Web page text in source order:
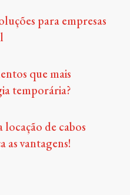
para empresas
que mais
temporária?
de cabos
as vantagens!